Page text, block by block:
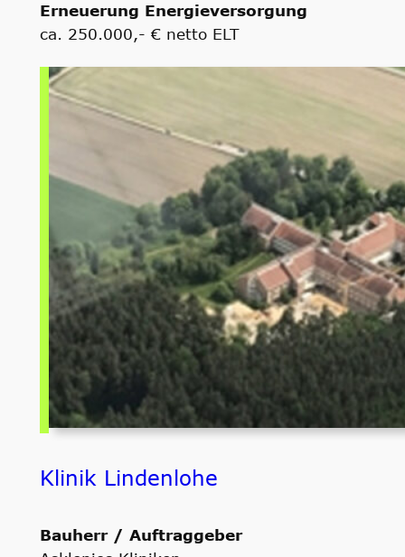
Erneuerung Energieversorgung
ca. 250.000,- € netto ELT
Klinik Lindenlohe
Bauherr / Auftraggeber